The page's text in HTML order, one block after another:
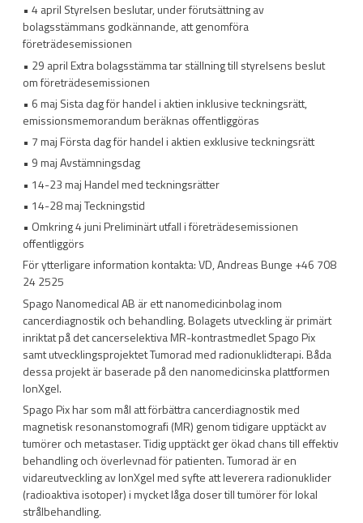
• 4 april Styrelsen beslutar, under förutsättning av
bolagsstämmans godkännande, att genomföra
företrädesemissionen
• 29 april Extra bolagsstämma tar ställning till styrelsens beslut
om företrädesemissionen
• 6 maj Sista dag för handel i aktien inklusive teckningsrätt,
emissionsmemorandum beräknas offentliggöras
• 7 maj Första dag för handel i aktien exklusive teckningsrätt
• 9 maj Avstämningsdag
• 14-23 maj Handel med teckningsrätter
• 14-28 maj Teckningstid
• Omkring 4 juni Preliminärt utfall i företrädesemissionen
offentliggörs
För ytterligare information kontakta: VD, Andreas Bunge +46 708
24 2525
Spago Nanomedical AB är ett nanomedicinbolag inom
cancerdiagnostik och behandling. Bolagets utveckling är primärt
inriktat på det cancerselektiva MR-kontrastmedlet Spago Pix
samt utvecklingsprojektet Tumorad med radionuklidterapi. Båda
dessa projekt är baserade på den nanomedicinska plattformen
IonXgel.
Spago Pix har som mål att förbättra cancerdiagnostik med
magnetisk resonanstomografi (MR) genom tidigare upptäckt av
tumörer och metastaser. Tidig upptäckt ger ökad chans till effektiv
behandling och överlevnad för patienten. Tumorad är en
vidareutveckling av IonXgel med syfte att leverera radionuklider
(radioaktiva isotoper) i mycket låga doser till tumörer för lokal
strålbehandling.